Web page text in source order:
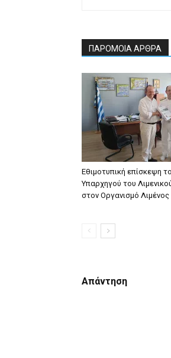
ΠΑΡΟΜΟΙΑ ΑΡΘΡΑ
Εθιμοτυπική επίσκεψη
Υπαρχηγού του
στον Οργανισμό
Απάντηση